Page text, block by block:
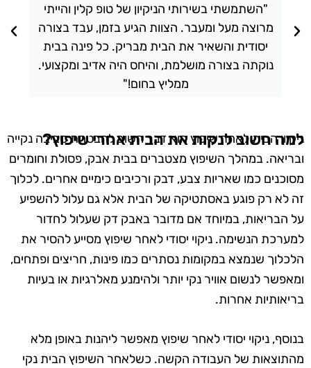
"השתמשתי בשירותי הניקיון של טופ קלין והייתי
מרוצה מעל ומעבר. הצוות הגיע בזמן, עבד בצורה
יסודית והשאיר את הבית מבריק. כל פינה בבית
נוקתה בצורה מושלמת, והיחס היה אדיב ומקצועי.
ממליץ בחום!"
למה חשוב לנקות את הבית אחרי שיפוץ?
ניקיון הבית לאחר שיפוץ הוא דבר חשוב להבטחת סביבה נקייה
ובריאה. במהלך השיפוץ מצטברים בבית אבק, פסולת וחומרים
מסוכנים כמו שאריות צבע, דבק ורכיבים כימיים אחרים. לכלוך
זה לא רק פוגע באסתטיקה של הבית אלא גם עלול להשפיע
על הבריאות, במיוחד אם מדובר באבק דק שעלול לחדור
למערכת הנשימה. ניקוי יסודי לאחר שיפוץ מסייע להסיר את
הלכלוך שנמצא במקומות נסתרים כמו פינות, חריצים ופתחים,
ומאפשר לנשום אוויר נקי יותר ולהימנע מאלרגיות או בעיות
בריאותיות אחרות.
בנוסף, ניקוי יסודי לאחר שיפוץ מאפשר ליהנות באופן מלא
מהתוצאות של העבודה הקשה. כשלאחר השיפוץ הבית נקי